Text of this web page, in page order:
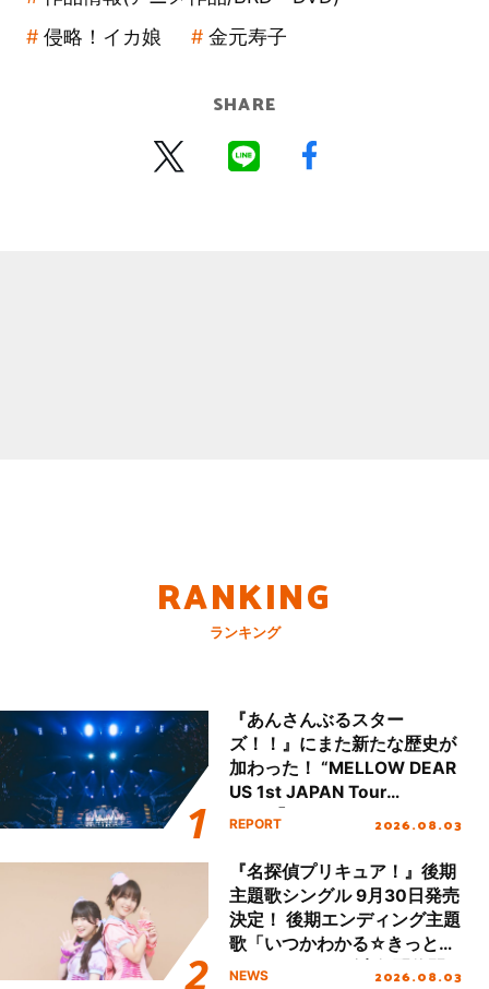
侵略！イカ娘
金元寿子
SHARE
RANKING
ランキング
『あんさんぶるスター
ズ！！』にまた新たな歴史が
加わった！ “MELLOW DEAR
US 1st JAPAN Tour
Final「NICE to meet YOU
ート!!
REPORT 2026.08.03
『名探偵プリキュア！』後期
主題歌シングル 9月30日発売
決定！ 後期エンディング主題
歌「いつかわかる☆きっとあ
える」TVサイズ先行配信開
NEWS 2026.08.03